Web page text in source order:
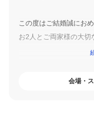
この度はご結婚誠にお
お2人とご両家様の大切
そして、たくさんのお
会場・